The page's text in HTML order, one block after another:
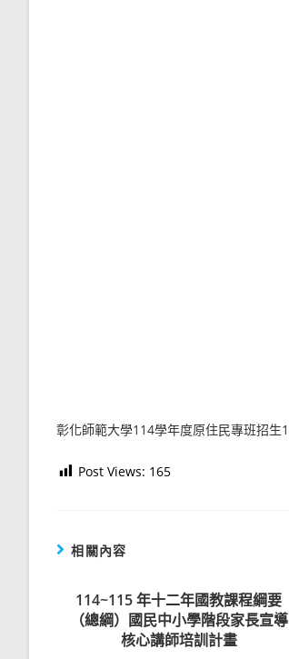
彰化師範大學114學年度原住民專班招生1
Post Views: 165
相關內容
114~115 年十二年國教課程綱要
（總綱）國民中小學階段家長宣導
核心講師培訓計畫